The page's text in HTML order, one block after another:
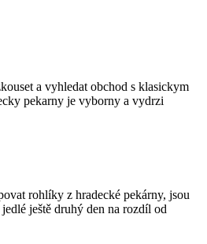
a vyhledat obchod s klasickym
pekarny je vyborny a vydrzi
rohlíky z hradecké pekárny, jsou
ještě druhý den na rozdíl od